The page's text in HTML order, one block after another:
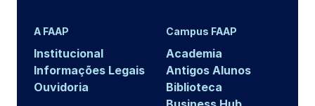
A FAAP
Institucional
Informações Legais
Ouvidoria
Campus FAAP
Academia
Antigos Alunos
Biblioteca